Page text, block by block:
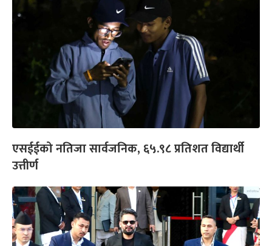
एसईईको नतिजा सार्वजनिक, ६५.९८ प्रतिशत विद्यार्थी
उत्तीर्ण